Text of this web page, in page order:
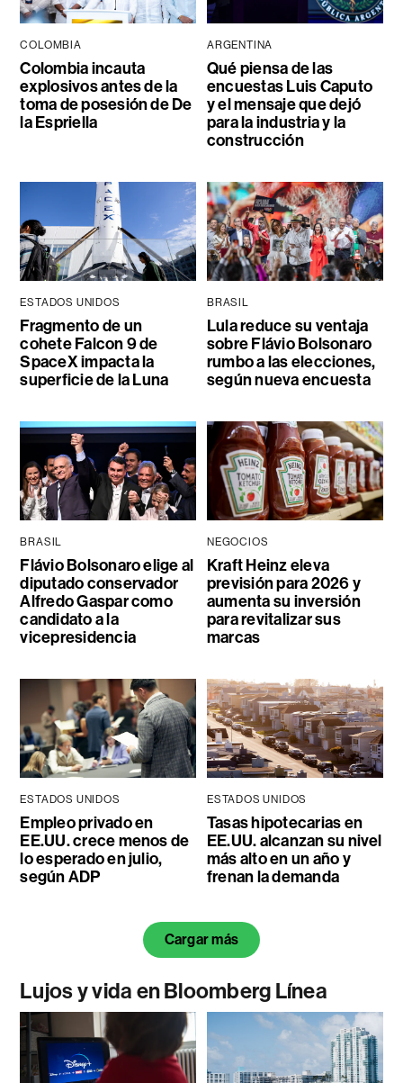
COLOMBIA
Colombia incauta
explosivos antes de la
toma de posesión de De
la Espriella
ARGENTINA
Qué piensa de las
encuestas Luis Caputo
y el mensaje que dejó
para la industria y la
construcción
ESTADOS UNIDOS
Fragmento de un
cohete Falcon 9 de
SpaceX impacta la
superficie de la Luna
BRASIL
Lula reduce su ventaja
sobre Flávio Bolsonaro
rumbo a las elecciones,
según nueva encuesta
BRASIL
Flávio Bolsonaro elige al
diputado conservador
Alfredo Gaspar como
candidato a la
vicepresidencia
NEGOCIOS
Kraft Heinz eleva
previsión para 2026 y
aumenta su inversión
para revitalizar sus
marcas
ESTADOS UNIDOS
Empleo privado en
EE.UU. crece menos de
lo esperado en julio,
según ADP
ESTADOS UNIDOS
Tasas hipotecarias en
EE.UU. alcanzan su nivel
más alto en un año y
frenan la demanda
Cargar más
Lujos y vida en Bloomberg Línea